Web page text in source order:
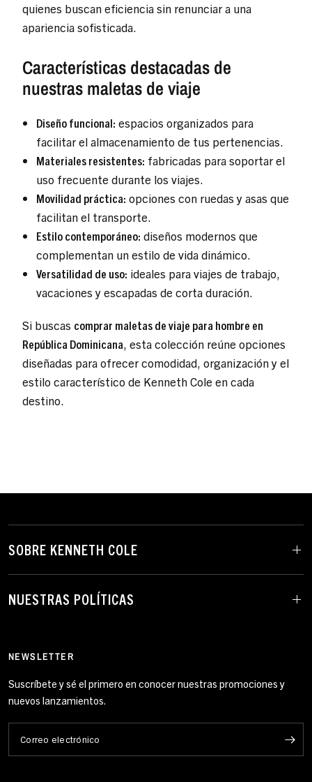
quienes buscan eficiencia sin renunciar a una
apariencia sofisticada.
Características destacadas de
nuestras maletas de viaje
Diseño funcional: espacios organizados para
facilitar el almacenamiento de tus pertenencias.
Materiales resistentes: fabricadas para soportar el
uso frecuente durante los viajes.
Movilidad práctica: opciones con ruedas y asas que
facilitan el transporte.
Estilo contemporáneo: diseños modernos que
complementan un estilo de vida dinámico.
Versatilidad de uso: ideales para viajes de trabajo,
vacaciones y escapadas de corta duración.
Si buscas comprar maletas de viaje para hombre en
República Dominicana, esta colección reúne opciones
diseñadas para ofrecer comodidad, organización y el
estilo característico de Kenneth Cole en cada
destino.
SOBRE KENNETH COLE
NUESTRAS POLÍTICAS
NEWSLETTER
Suscríbete y sé el primero en conocer nuestras promociones y
nuevos lanzamientos.
Correo electrónico